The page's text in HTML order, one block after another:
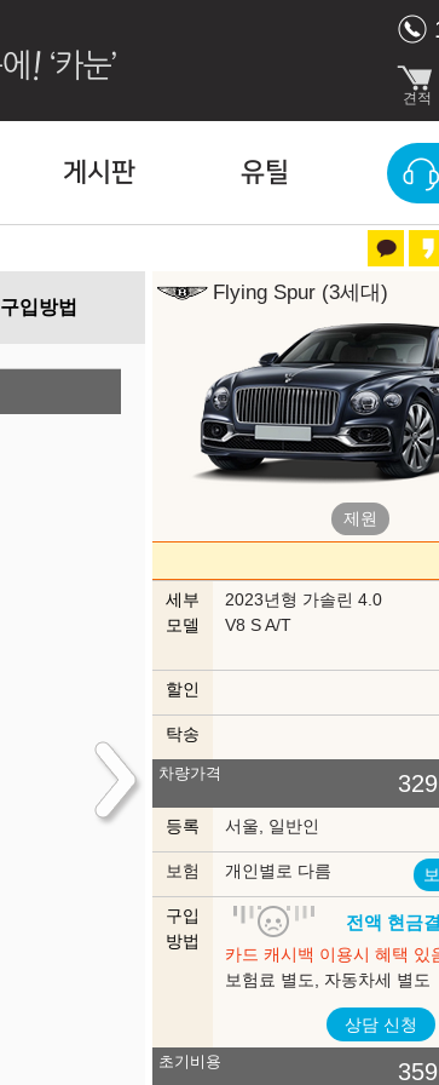
게시판 유틸
구입방법
할인 조건 (2026년 8월)
수입차 할인조건은 딜러사에 따
견적을 보내드립니다.
Flying Spur (3세대)
제원
세부
모델
2023년형 가솔린 4.0
V8 S A/T
할인
탁송
차량가격
등록 서울, 일반인
보험 개인별로 다름
구입
방법
전액 현금
카드 캐시백 이용시 혜택 있
보험료 별도, 자동차세 별도
초기비용
상담 신청